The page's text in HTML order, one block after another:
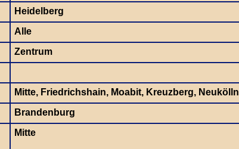
Heidelberg
Alle
Zentrum
Mitte, Friedrichshain, Moabit, Kreuzberg, Neukölln
Brandenburg
Mitte